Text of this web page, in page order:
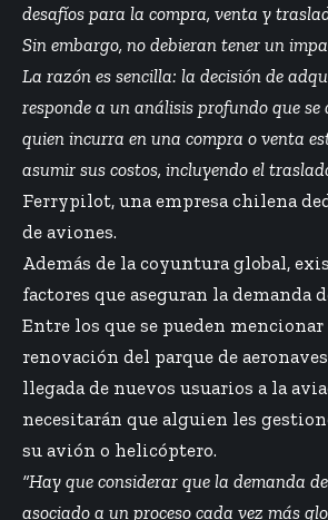
desafíos para la compra, venta y
Sin embargo, no debieran tener un
La razón es sencilla: la decisión de
responde a un análisis profundo que se
quien incurra en una compra o venta
asumir sus costos, incluyendo el
Ferrypilot, una empresa chilena
de aviones.
Además de la coyuntura global,
factores que aseguran la demanda
Entre los que se pueden mencionar
renovación del parque de
llegada de nuevos usuarios a la
necesitarán que alguien les
su avión o helicóptero.
“Hay que considerar que la demanda
asociado a un proceso cada vez más